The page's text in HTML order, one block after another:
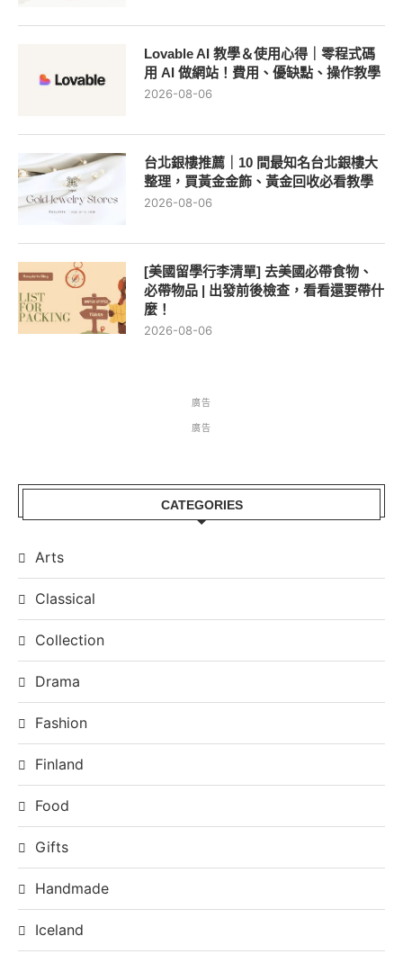
Lovable AI 教學＆使用心得｜零程式碼
用 AI 做網站！費用、優缺點、操作教學
2026-08-06
台北銀樓推薦｜10 間最知名台北銀樓大
整理，買黃金金飾、黃金回收必看教學
2026-08-06
[美國留學行李清單] 去美國必帶食物、
必帶物品 | 出發前後檢查，看看還要帶什
麼！
2026-08-06
廣告
廣告
CATEGORIES
Arts
Classical
Collection
Drama
Fashion
Finland
Food
Gifts
Handmade
Iceland